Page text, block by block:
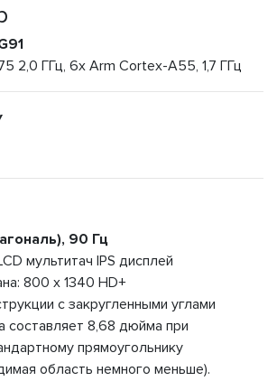
2,0 ГГц, 6x Arm Cortex-A55, 1,7 ГГц
90 Гц
мультитач IPS дисплей
800 x 1340 HD+
с закругленными углами
составляет 8,68 дюйма при
прямоугольнику
область немного меньше).